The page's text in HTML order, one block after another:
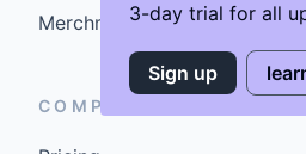
3-day trial for all
Sign up
MerchmindAI
COMPANY